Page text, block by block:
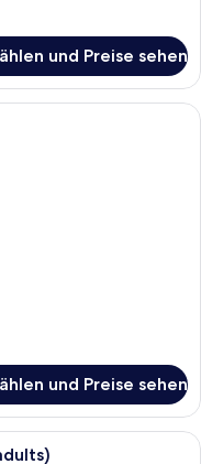
und Preise sehen
Hotelzimmer mit
und Preise sehen
Hotelzimmer mit